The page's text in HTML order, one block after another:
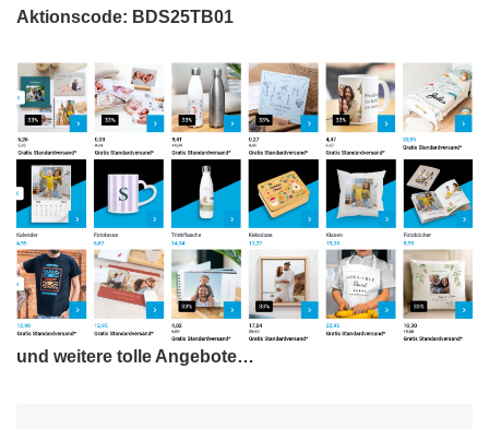
Aktionscode: BDS25TB01
und weitere tolle Angebote…